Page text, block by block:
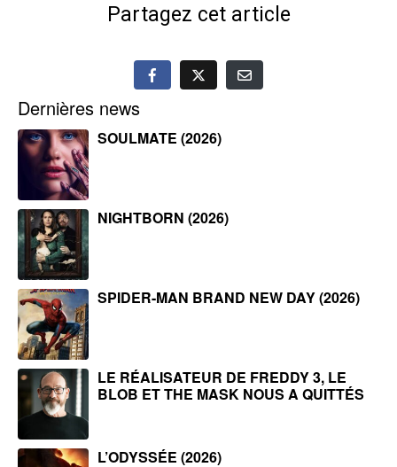
Partagez cet article
Dernières news
SOULMATE (2026)
NIGHTBORN (2026)
SPIDER-MAN BRAND NEW DAY (2026)
LE RÉALISATEUR DE FREDDY 3, LE
BLOB ET THE MASK NOUS A QUITTÉS
L’ODYSSÉE (2026)